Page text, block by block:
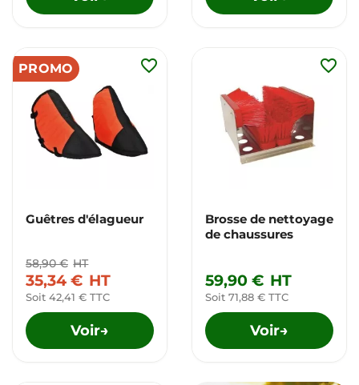
PROMO
Guêtres d'élagueur
58,90 € HT
35,34 € HT
Soit 42,41 € TTC
Voir→
favorite_border
Brosse de nettoyage
de chaussures
59,90 € HT
Soit 71,88 € TTC
Voir→
favorite_border